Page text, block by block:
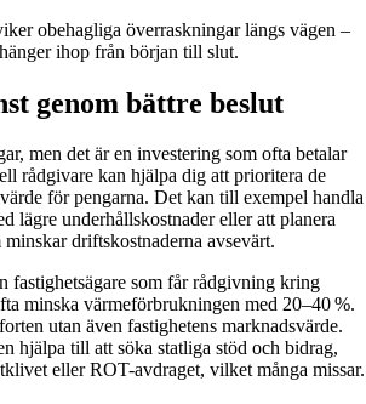
obehagliga överraskningar längs vägen –
ihop från början till slut.
genom bättre beslut
men det är en investering som ofta betalar
rådgivare kan hjälpa dig att prioritera de
för pengarna. Det kan till exempel handla
lägre underhållskostnader eller att planera
driftskostnaderna avsevärt.
fastighetsägare som får rådgivning kring
minska värmeförbrukningen med 20–40 %.
utan även fastighetens marknadsvärde.
hjälpa till att söka statliga stöd och bidrag,
eller ROT-avdraget, vilket många missar.